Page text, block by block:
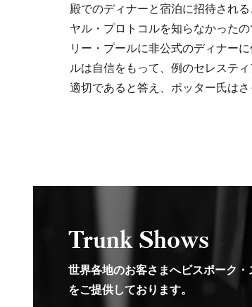
殿でのディナーと宿泊に招待され
ヤル・プロトコルを知らなかった
リー・プールに非公式のディナー
ルは自信をもって、例のセレステ
適切であると答え、ポッター氏はさ
Trunk Shows
世界各地のお客さまへビスポーク・
をご提供しております。